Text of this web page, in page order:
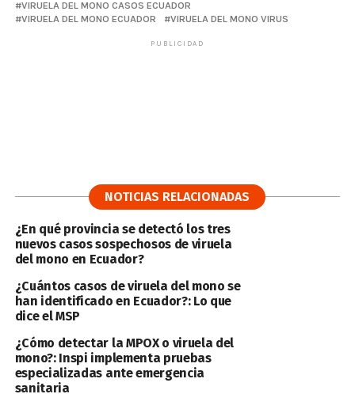
VIRUELA DEL MONO CASOS ECUADOR
VIRUELA DEL MONO ECUADOR
VIRUELA DEL MONO VIRUS
PUBLICIDAD
NOTICIAS RELACIONADAS
¿En qué provincia se detectó los tres
nuevos casos sospechosos de viruela
del mono en Ecuador?
¿Cuántos casos de viruela del mono se
han identificado en Ecuador?: Lo que
dice el MSP
¿Cómo detectar la MPOX o viruela del
mono?: Inspi implementa pruebas
especializadas ante emergencia
sanitaria